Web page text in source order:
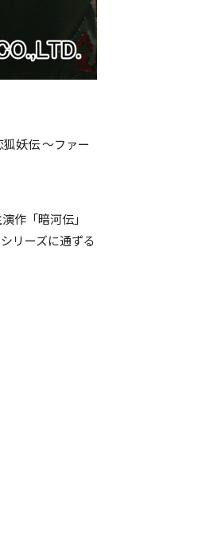
妖伝 ～ファー
作「暗河伝」
リーズに通ずる